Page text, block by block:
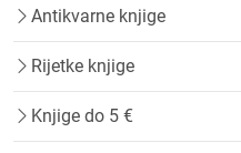
Antikvarne knjige
Rijetke knjige
Knjige do 5 €